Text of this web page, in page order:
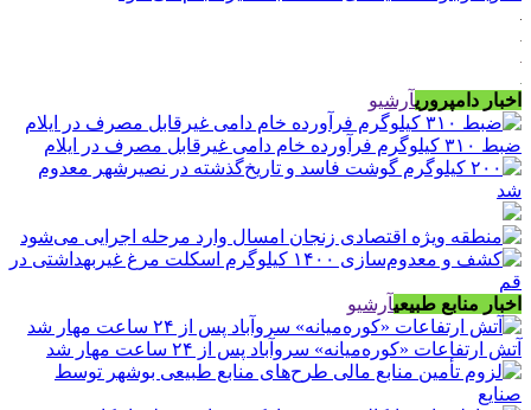
اخبار دامپروریآرشیو
ضبط ۳۱۰ کیلوگرم فرآورده خام دامی غیرقابل مصرف در ایلام
اخبار منابع طبیعیآرشیو
آتش ارتفاعات «کوره‌میانه» سروآباد پس از ۲۴ ساعت مهار شد